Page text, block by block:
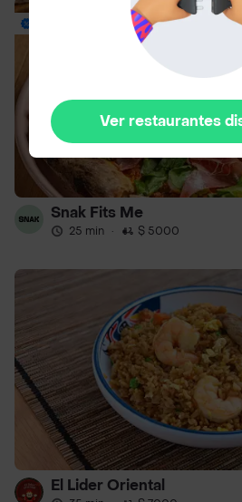
Snak Fits Me
25 min · $ 5000
El Lider Oriental
Ver restaurantes